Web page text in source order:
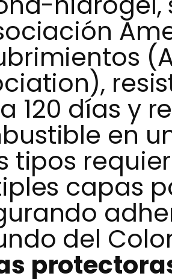
120 días y
en
tipos
capas
del